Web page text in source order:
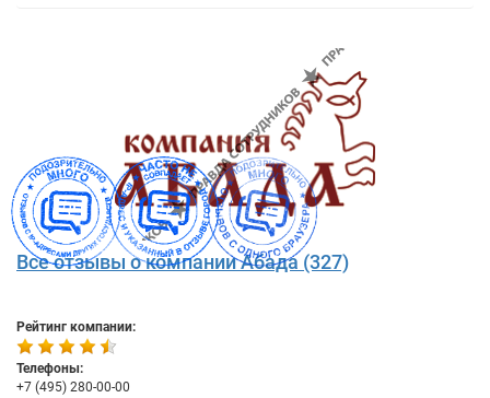
Все отзывы о компании Абада (327)
Рейтинг компании:
Телефоны:
+7 (495) 280-00-00